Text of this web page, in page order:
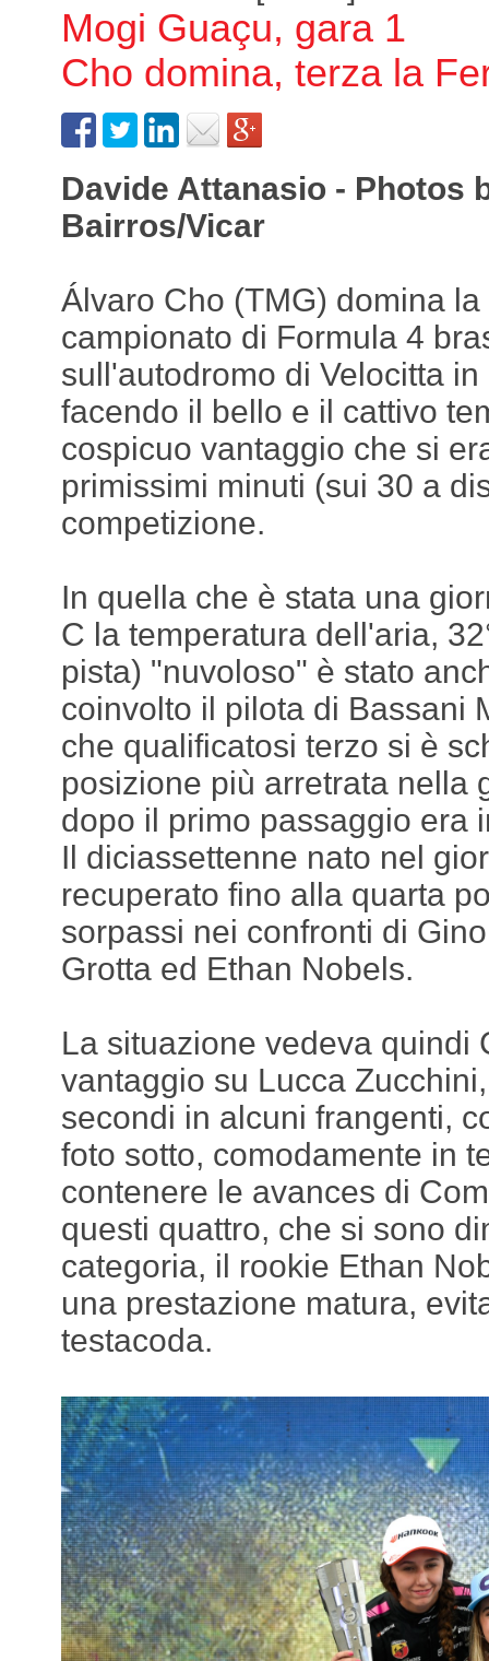
Mogi Guaçu, gara 1
Cho domina, terza la
Davide Attanasio - Photos
Bairros/Vicar
Álvaro Cho (TMG) domina
campionato di Formula 4
sull'autodromo di Velocitta
facendo il bello e il cattivo
cospicuo vantaggio che si
primissimi minuti (sui 30 a
competizione.
In quella che è stata una
C la temperatura dell'aria,
pista) "nuvoloso" è stato
coinvolto il pilota di Bassani
che qualificatosi terzo si è
posizione più arretrata nella
dopo il primo passaggio era
Il diciassettenne nato nel
recuperato fino alla quarta
sorpassi nei confronti di
Grotta ed Ethan Nobels.
La situazione vedeva quindi
vantaggio su Lucca
secondi in alcuni frangenti,
foto sotto, comodamente in
contenere le avances di
questi quattro, che si sono
categoria, il rookie Ethan
una prestazione matura,
testacoda.